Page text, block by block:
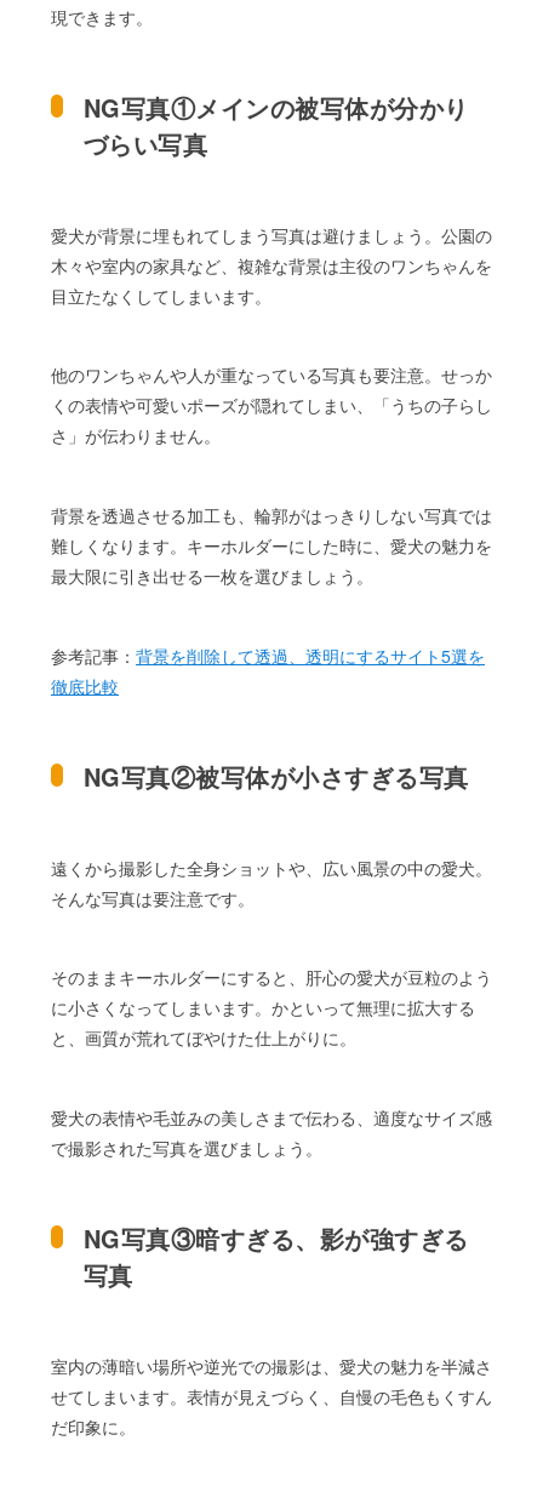
現できます。
NG写真①メインの被写体が分かり
づらい写真
愛犬が背景に埋もれてしまう写真は避けましょう。公園の
木々や室内の家具など、複雑な背景は主役のワンちゃんを
目立たなくしてしまいます。
他のワンちゃんや人が重なっている写真も要注意。せっか
くの表情や可愛いポーズが隠れてしまい、「うちの子らし
さ」が伝わりません。
背景を透過させる加工も、輪郭がはっきりしない写真では
難しくなります。キーホルダーにした時に、愛犬の魅力を
最大限に引き出せる一枚を選びましょう。
参考記事： 背景を削除して透過、透明にするサイト5選を
徹底比較
NG写真②被写体が小さすぎる写真
遠くから撮影した全身ショットや、広い風景の中の愛犬。
そんな写真は要注意です。
そのままキーホルダーにすると、肝心の愛犬が豆粒のよう
に小さくなってしまいます。かといって無理に拡大する
と、画質が荒れてぼやけた仕上がりに。
愛犬の表情や毛並みの美しさまで伝わる、適度なサイズ感
で撮影された写真を選びましょう。
NG写真③暗すぎる、影が強すぎる
写真
室内の薄暗い場所や逆光での撮影は、愛犬の魅力を半減さ
せてしまいます。表情が見えづらく、自慢の毛色もくすん
だ印象に。